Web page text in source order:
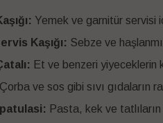
Yemek ve garnitür servisi
Kaşığı: Sebze ve
Et ve benzeri yiyeceklerin
Çorba ve sos gibi sıvı gıdaların
Pasta, kek ve